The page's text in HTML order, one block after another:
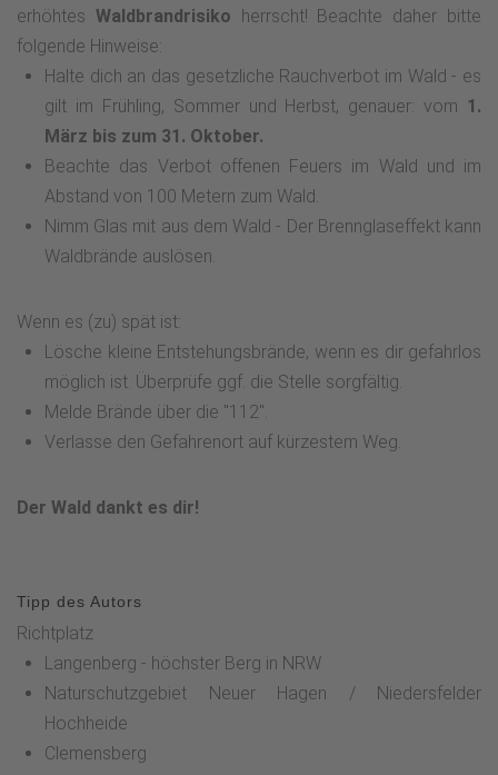
erhöhtes Waldbrandrisiko herrscht! Beachte daher bitte
folgende Hinweise:
Halte dich an das gesetzliche Rauchverbot im Wald - es
gilt im Frühling, Sommer und Herbst, genauer: vom 1.
März bis zum 31. Oktober.
Beachte das Verbot offenen Feuers im Wald und im
Abstand von 100 Metern zum Wald.
Nimm Glas mit aus dem Wald - Der Brennglaseffekt kann
Waldbrände auslösen.
Wenn es (zu) spät ist:
Lösche kleine Entstehungsbrände, wenn es dir gefahrlos
möglich ist. Überprüfe ggf. die Stelle sorgfältig.
Melde Brände über die "112".
Verlasse den Gefahrenort auf kürzestem Weg.
Der Wald dankt es dir!
Tipp des Autors
Richtplatz
Langenberg - höchster Berg in NRW
Naturschutzgebiet Neuer Hagen / Niedersfelder
Hochheide
Clemensberg